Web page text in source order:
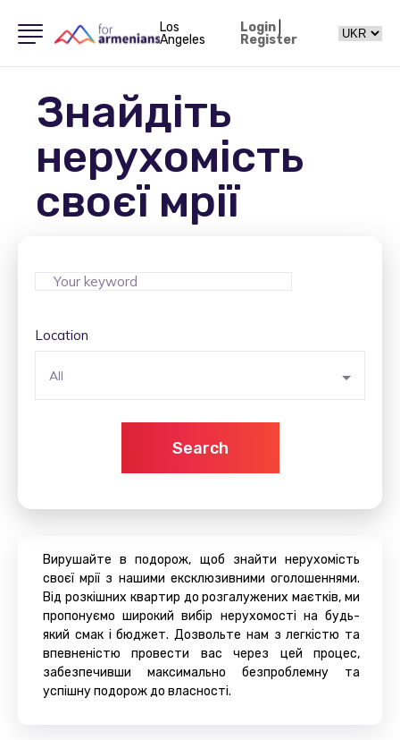
Los
Angeles
Login|
Register
Знайдіть
нерухомість
своєї мрії
Location
All
Search
Вирушайте в подорож, щоб знайти нерухомість
своєї мрії з нашими ексклюзивними оголошеннями.
Від розкішних квартир до розгалужених маєтків, ми
пропонуємо широкий вибір нерухомості на будь-
який смак і бюджет. Дозвольте нам з легкістю та
впевненістю провести вас через цей процес,
забезпечивши максимально безпроблемну та
успішну подорож до власності.